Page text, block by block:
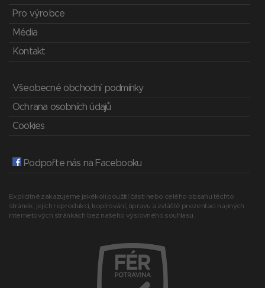
Pro výrobce
Média
Kontakt
Všeobecné obchodní podmínky
Ochrana osobních údajů
Cookies
Podpořte nás na Facebooku
Explicitně zakazujeme jakékoli použití části nebo celého obsahu těchto
stránek, jejich reprodukci, kopírování, úpravu a zvláště prezentaci na jiných
internetových stránkách bez našeho výslovného souhlasu.